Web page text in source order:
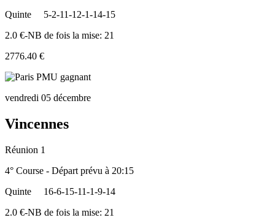
Quinte
5-2-11-12-1-14-15
2.0 €-NB de fois la mise: 21
2776.40 €
vendredi 05 décembre
Vincennes
Réunion 1
4° Course - Départ prévu à 20:15
Quinte
16-6-15-11-1-9-14
2.0 €-NB de fois la mise: 21